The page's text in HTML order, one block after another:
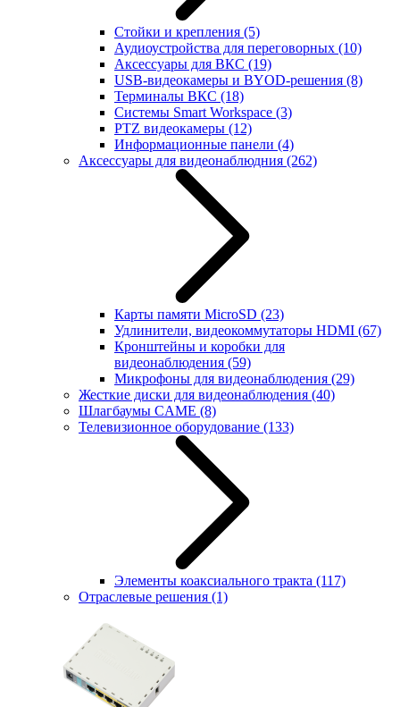
Стойки и крепления (5)
Аудиоустройства для переговорных (10)
Аксессуары для ВКС (19)
USB-видеокамеры и BYOD-решения (8)
Терминалы ВКС (18)
Системы Smart Workspace (3)
PTZ видеокамеры (12)
Информационные панели (4)
Аксессуары для видеонаблюдния (262)
Карты памяти MicroSD (23)
Удлинители, видеокоммутаторы HDMI (67)
Кронштейны и коробки для
видеонаблюдения (59)
Микрофоны для видеонаблюдения (29)
Жесткие диски для видеонаблюдения (40)
Шлагбаумы CAME (8)
Телевизионное оборудование (133)
Элементы коаксиального тракта (117)
Отраслевые решения (1)